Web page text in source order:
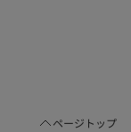
ページトップ